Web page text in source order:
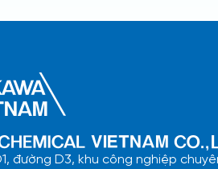
đường D3, khu công nghiệp